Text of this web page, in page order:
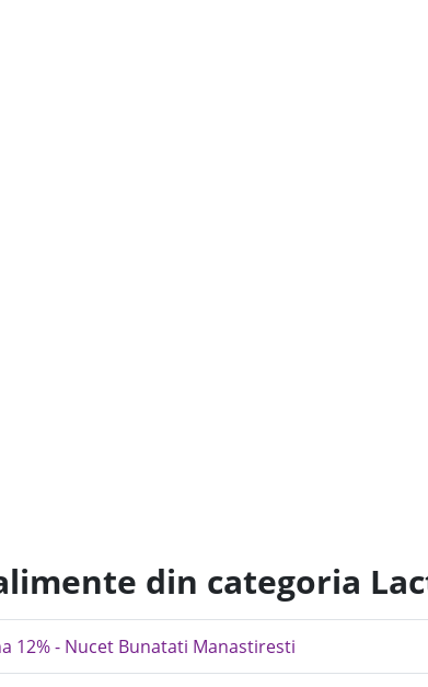
din categoria
12% - Nucet Bunatati Manastiresti